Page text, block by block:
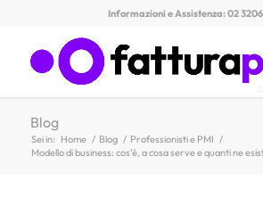
Informazioni e Assistenza: 02
Blog
Sei in: Home / Blog / Professionisti e PMI /
Modello di business: cos’è, a cosa serve e quanti ne